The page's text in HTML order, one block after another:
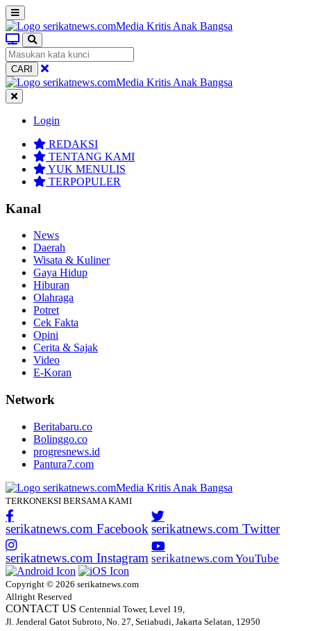
CARI
Login
REDAKSI
TENTANG KAMI
YUK MENULIS
TERPOPULER
Kanal
News
Daerah
Wisata & Kuliner
Gaya Hidup
Hiburan
Olahraga
Potret
Cek Fakta
Opini
Cerita & Sajak
Video
E-Koran
Network
Beritabaru.co
Bolinggo.co
progresnews.id
Pantura7.com
TERKONEKSI BERSAMA KAMI
serikatnews.com Facebook serikatnews.com Twitter
serikatnews.com Instagram serikatnews.com YouTube
Copyright © 2026 serikatnews.com
Allright Reserved
CONTACT US Centennial Tower, Level 19,
Jl. Jenderal Gatot Subroto, No. 27, Setiabudi, Jakarta Selatan, 12950